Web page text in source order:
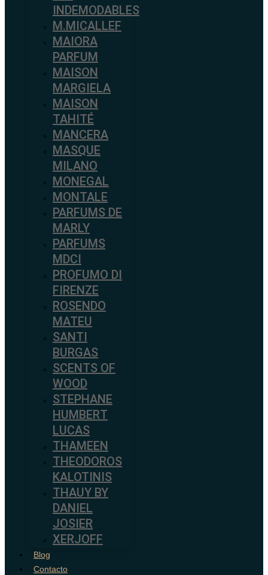
INDEMODABLES
M.MICALLEF
MAIORA
PARFUM
MAISON
MARGIELA
MAISON
TAHITÉ
MANCERA
MASQUE
MILANO
MONEGAL
MONTALE
PARFUMS DE
MARLY
PARFUMS
MDCI
PROFUMO DI
FIRENZE
ROSENDO
MATEU
SANTI
BURGAS
SCENTS OF
WOOD
STEPHANE
HUMBERT
LUCAS
THAMEEN
THEODOROS
KALOTINIS
THAUY BY
DANIEL
JOSIER
XERJOFF
Blog
Contacto